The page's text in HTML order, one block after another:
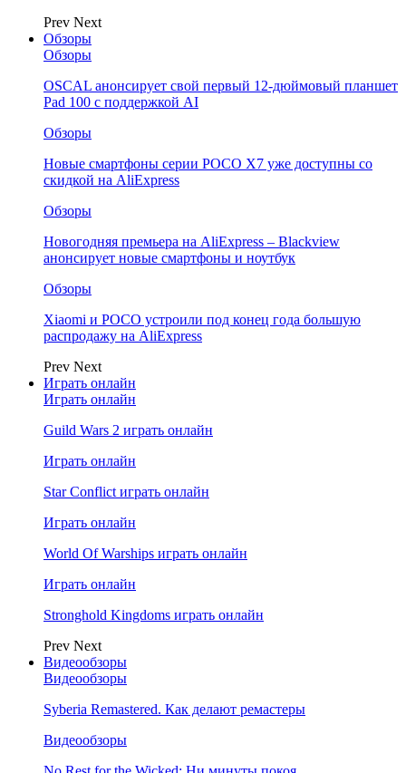
Prev Next
Обзоры
Обзоры
OSCAL анонсирует свой первый 12-дюймовый планшет
Pad 100 с поддержкой AI
Обзоры
Новые смартфоны серии POCO X7 уже доступны со
скидкой на AliExpress
Обзоры
Новогодняя премьера на AliExpress – Blackview
анонсирует новые смартфоны и ноутбук
Обзоры
Xiaomi и POCO устроили под конец года большую
распродажу на AliExpress
Prev Next
Играть онлайн
Играть онлайн
Guild Wars 2 играть онлайн
Играть онлайн
Star Conflict играть онлайн
Играть онлайн
World Of Warships играть онлайн
Играть онлайн
Stronghold Kingdoms играть онлайн
Prev Next
Видеообзоры
Видеообзоры
Syberia Remastered. Как делают ремастеры
Видеообзоры